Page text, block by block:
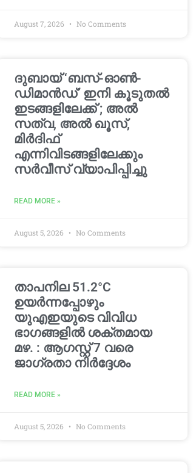
August 7, 2026 No Comments
ദുബായ് ‘ബസ്-ഓൺ-
ഡിമാൻഡ്’ ഇനി കൂടുതൽ
ഇടങ്ങളിലേക്ക് ; അൽ
സത്വ, അൽ ഖൂസ്,
മിർദിഫ്
എന്നിവിടങ്ങളിലേക്കും
സർവീസ് വ്യാപിപ്പിച്ചു
READ MORE »
August 5, 2026 No Comments
താപനില 51.2°C
ഉയർന്നപ്പോഴും
യുഎഇയുടെ വിവിധ
ഭാഗങ്ങളിൽ ശക്തമായ
മഴ. : ആഗസ്റ്റ് 7 വരെ
ജാഗ്രതാ നിർദ്ദേശം
READ MORE »
August 5, 2026 No Comments